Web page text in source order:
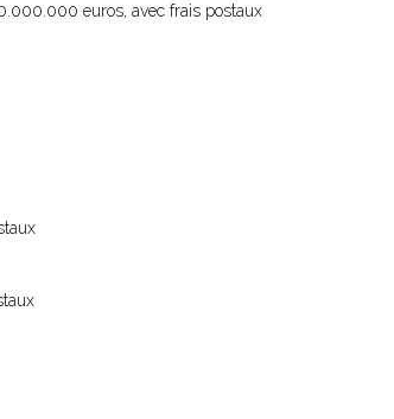
euros, avec frais postaux